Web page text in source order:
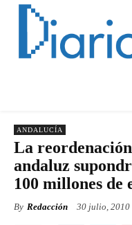
ANDALUCÍA
La
andaluz
100 millones de
By Redacción 30 julio, 2010